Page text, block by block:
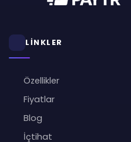
LİNKLER
Özellikler
Fiyatlar
Blog
İçtihat